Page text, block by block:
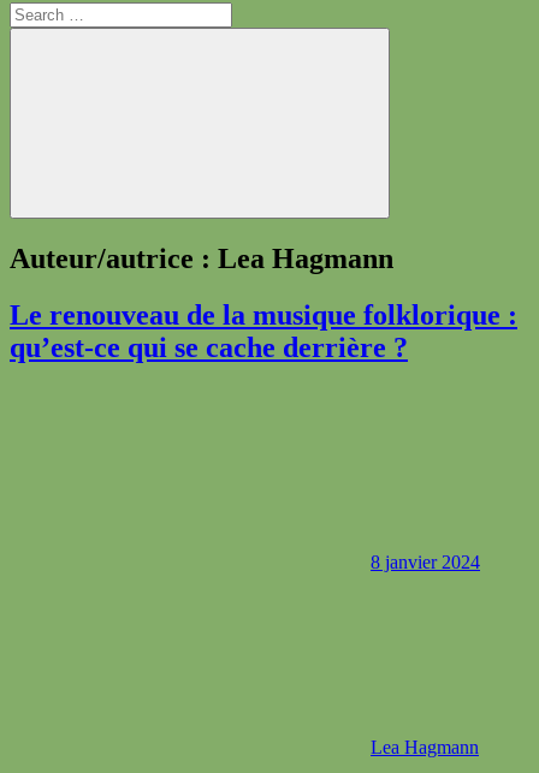
Search
for:
Search
Auteur/autrice : Lea Hagmann
Le renouveau de la musique folklorique :
qu’est-ce qui se cache derrière ?
8 janvier 2024
Lea Hagmann